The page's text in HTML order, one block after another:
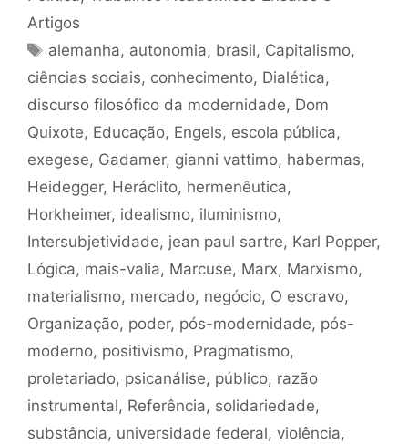
Artigos
Tags
alemanha, autonomia, brasil, Capitalismo,
ciências sociais, conhecimento, Dialética,
discurso filosófico da modernidade, Dom
Quixote, Educação, Engels, escola pública,
exegese, Gadamer, gianni vattimo, habermas,
Heidegger, Heráclito, hermenêutica,
Horkheimer, idealismo, iluminismo,
Intersubjetividade, jean paul sartre, Karl Popper,
Lógica, mais-valia, Marcuse, Marx, Marxismo,
materialismo, mercado, negócio, O escravo,
Organização, poder, pós-modernidade, pós-
moderno, positivismo, Pragmatismo,
proletariado, psicanálise, público, razão
instrumental, Referência, solidariedade,
substância, universidade federal, violência,